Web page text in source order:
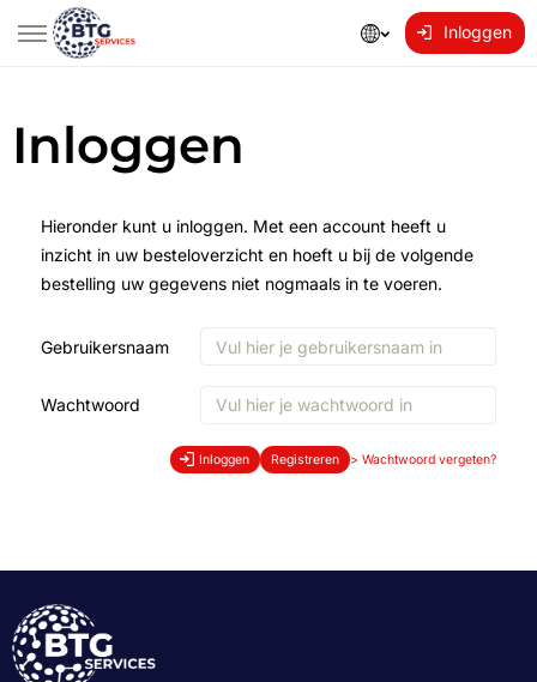
Inloggen
Inloggen
Hieronder kunt u inloggen. Met een account heeft u
inzicht in uw besteloverzicht en hoeft u bij de volgende
bestelling uw gegevens niet nogmaals in te voeren.
Gebruikersnaam
Wachtwoord
Inloggen Registreren > Wachtwoord vergeten?